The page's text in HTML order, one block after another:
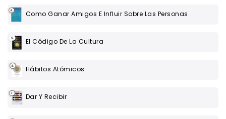
Como Ganar Amigos E Influir Sobre Las Personas
El Código De La Cultura
Hábitos Atómicos
Dar Y Recibir